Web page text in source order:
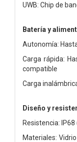
UWB: Chip de
Batería y
Autonomía:
Carga rápida:
compatible
Carga
Diseño y
Resistencia:
Materiales: